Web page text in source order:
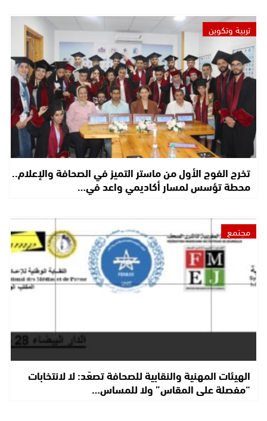
تربية وتكوين
تخرج الفوج الأول من ماستر التميز في الصحافة والإعلام..
محطة تؤسس لمسار أكاديمي واعد في…
مجتمع
الهيئات المهنية والنقابية للصحافة تصعّد: لا لانتخابات
“مفصلة على المقاس” ولا للمساس…